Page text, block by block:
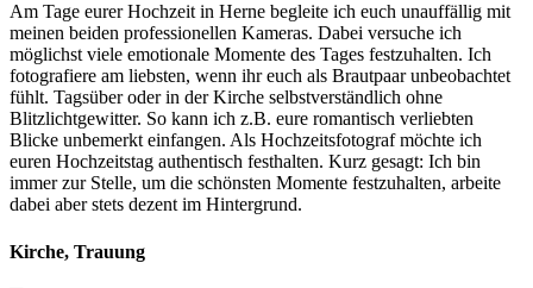
Am Tage eurer Hochzeit in Herne begleite ich euch unauffällig mit
meinen beiden professionellen Kameras. Dabei versuche ich
möglichst viele emotionale Momente des Tages festzuhalten. Ich
fotografiere am liebsten, wenn ihr euch als Brautpaar unbeobachtet
fühlt. Tagsüber oder in der Kirche selbstverständlich ohne
Blitzlichtgewitter. So kann ich z.B. eure romantisch verliebten
Blicke unbemerkt einfangen. Als Hochzeitsfotograf möchte ich
euren Hochzeitstag authentisch festhalten. Kurz gesagt: Ich bin
immer zur Stelle, um die schönsten Momente festzuhalten, arbeite
dabei aber stets dezent im Hintergrund.
Kirche, Trauung